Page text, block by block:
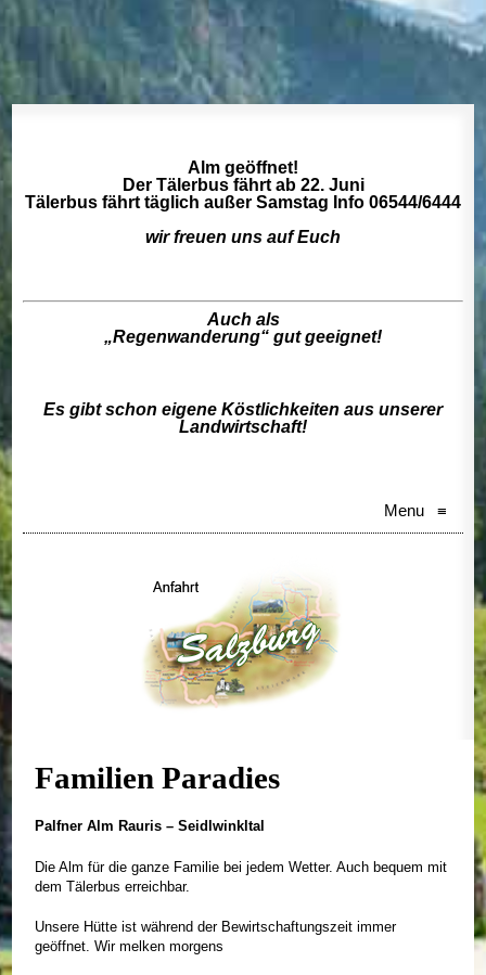
Alm geöffnet!
Der Tälerbus fährt ab 22. Juni
Tälerbus fährt täglich außer Samstag Info 06544/6444
wir freuen uns auf Euch
Auch als
„Regenwanderung“ gut geeignet!
Es gibt schon eigene Köstlichkeiten aus unserer
Landwirtschaft!
Menu≡
Familien Paradies
Palfner Alm Rauris – Seidlwinkltal
Die Alm für die ganze Familie bei jedem Wetter. Auch bequem mit
dem Tälerbus erreichbar.
Unsere Hütte ist während der Bewirtschaftungszeit immer
geöffnet. Wir melken morgens